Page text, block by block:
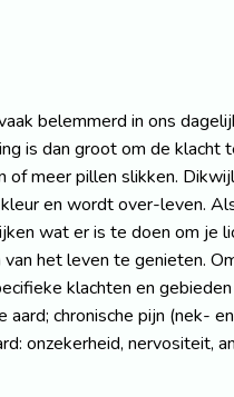
belemmerd in ons
is dan groot om de
meer pillen slikken.
en wordt over-leven.
wat er is te doen om
het leven te genieten.
klachten en
chronische pijn (nek-
onzekerheid, nervositeit,